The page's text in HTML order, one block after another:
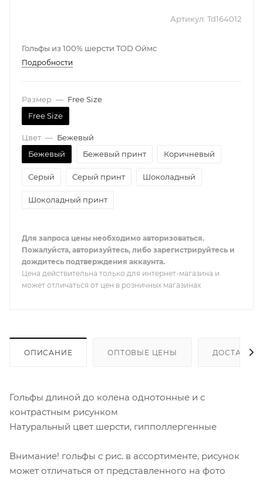
Артикул: Td164012
Гольфы из 100% шерсти TOD Оймс
Подробности
Размер — Free Size
Free Size
Цвет — Бежевый
Бежевый
Бежевый принт Коричневый
Серый Серый принт Шоколадный
Шоколадный принт
Для запроса цены необходимо авторизоваться.
Пожалуйста, авторизуйтесь, либо зарегистрируйтесь и
дождитесь подтверждения аккаунта.
Цена действительна только для интернет-магазина и
может отличаться от цен в розничных магазинах
ОПИСАНИЕ ОПТОВЫЕ ЦЕНЫ ДОСТАВКА
Гольфы длиной до колена однотонные и с
контрастным рисунком
Натуральный цвет шерсти, гипполлергенные
Внимание! гольфы с рис. в ассортименте, рисунок
может отличаться от представленного на фото